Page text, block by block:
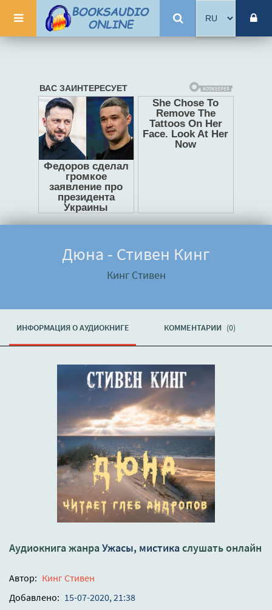
Дюна - Стивен Кинг
Кинг Стивен
ИНФОРМАЦИЯ О АУДИОКНИГЕ КОММЕНТАРИИ (0)
Аудиокнига жанра Ужасы, мистикаслушать онлайн
Автор: Кинг Стивен
Добавлено: 15-07-2020, 21:38